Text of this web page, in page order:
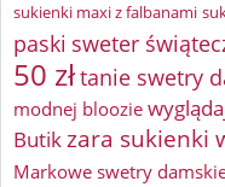
sukienki maxi z falbanami
paski sweter
50 złtanie swetry
modnej bloozie
Butikzara sukienki
Markowe swetry